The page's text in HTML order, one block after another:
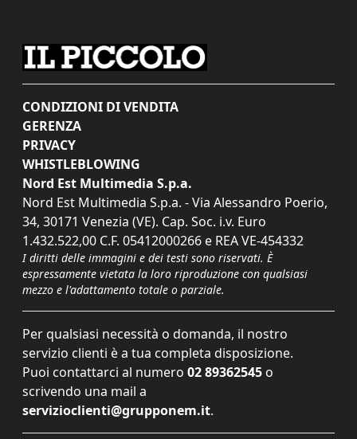
CONDIZIONI DI VENDITA
GERENZA
PRIVACY
WHISTLEBLOWING
Nord Est Multimedia S.p.a.
Nord Est Multimedia S.p.a. - Via Alessandro Poerio,
34, 30171 Venezia (VE). Cap. Soc. i.v. Euro
1.432.522,00 C.F. 05412000266 e REA VE-454332
I diritti delle immagini e dei testi sono riservati. È
espressamente vietata la loro riproduzione con qualsiasi
mezzo e l'adattamento totale o parziale.
Per qualsiasi necessità o domanda, il nostro
servizio clienti è a tua completa disposizione.
Puoi contattarci al numero 02 89362545 o
scrivendo una mail a
servizioclienti@grupponem.it.